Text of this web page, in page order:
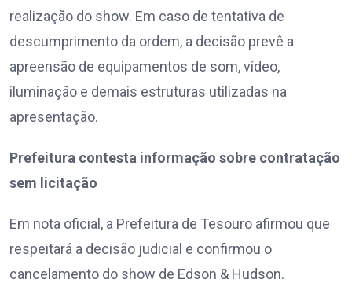
realização do show. Em caso de tentativa de
descumprimento da ordem, a decisão prevê a
apreensão de equipamentos de som, vídeo,
iluminação e demais estruturas utilizadas na
apresentação.
Prefeitura contesta informação sobre contratação
sem licitação
Em nota oficial, a Prefeitura de Tesouro afirmou que
respeitará a decisão judicial e confirmou o
cancelamento do show de Edson & Hudson.